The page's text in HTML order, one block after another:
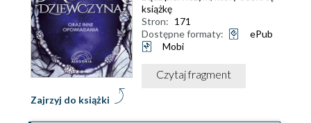
Zajrzyj do książki
książkę
Stron: 171
Dostępne formaty:
ePub
Mobi
Czytaj fragment